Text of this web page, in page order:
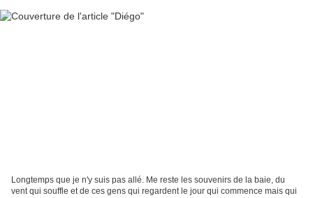
Longtemps que je n'y suis pas allé. Me reste les souvenirs de la baie, du
vent qui souffle et de ces gens qui regardent le jour qui commence mais qui